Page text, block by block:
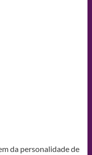
da personalidade de